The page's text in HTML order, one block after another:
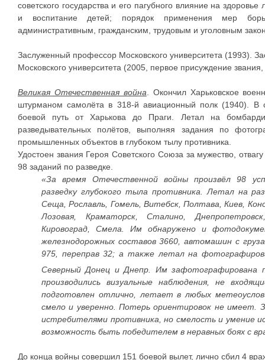
советского государства и его пагубного влияние на
и воспитание детей; порядок применения мер
административным, гражданским, трудовым и уголовным
Заслуженный профессор Московского университета (1993).
Московского университета (2005, первое присуждение
Великая Отечественная война . Окончил Харьковское
штурманом самолёта в 318-й авиационный полк (1940). В
боевой путь от Харькова до Праги. Летал на
разведывательных полётов, выполняя задания по
промышленных объектов в глубоком тылу противника.
Удостоен звания Героя Советского Союза за мужество,
98 заданий по разведке.
«За время Отечественной войны произвёл 98
разведку глубокого тыла противника. Летал на
Сеща, Рославль, Гомель, Витебск, Полтава, Киев,
Лозовая, Краматорск, Сталино,
Кировоград, Смела. Им обнаружено и
железнодорожных составов 3660, автомашин с
975, переправ 32; а также летал на
Северный Донец и Днепр. Им зафотографирована
производились визуальные наблюдения, не
подготовлен отлично, летает в любых
смело и уверенно. Потерь ориентировок не имеет.
истребителями противника, но смелость и умение
возможность быть победителем в неравных боях с
До конца войны совершил 151 боевой вылет, лично сбил 4